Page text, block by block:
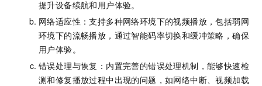
提升设备续航和用户体验。
网络适应性：支持多种网络环境下的视频播放，包括弱网
环境下的流畅播放，通过智能码率切换和缓冲策略，确保
用户体验。
错误处理与恢复：内置完善的错误处理机制，能够快速检
测和修复播放过程中出现的问题，如网络中断、视频加载